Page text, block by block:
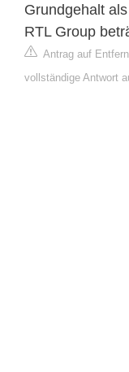
Grundgehalt
RTL Group
Antrag auf
vollständige Antwort